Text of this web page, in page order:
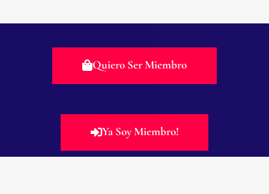
Quiero Ser Miembro
Ya Soy Miembro!